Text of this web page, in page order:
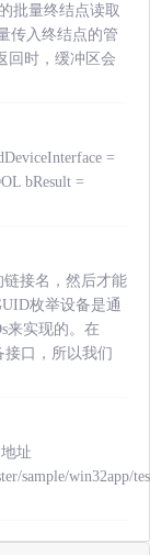
批量终结点读取
传入终结点的管
回时，缓冲区会
=
bResult =
接名，然后才能
枚举设备是通
来实现的。在
口，所以我们
址
sample/win32app/